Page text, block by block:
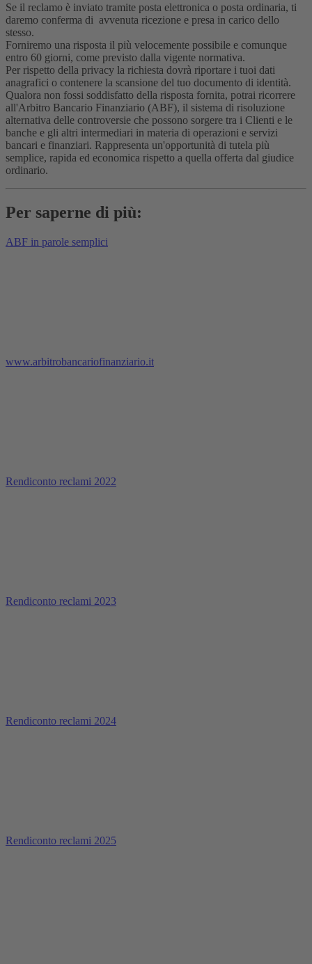
Se il reclamo è inviato tramite posta elettronica o posta ordinaria, ti
daremo conferma di avvenuta ricezione e presa in carico dello
stesso.
Forniremo una risposta il più velocemente possibile e comunque
entro 60 giorni, come previsto dalla vigente normativa.
Per rispetto della privacy la richiesta dovrà riportare i tuoi dati
anagrafici o contenere la scansione del tuo documento di identità.
Qualora non fossi soddisfatto della risposta fornita, potrai ricorrere
all'Arbitro Bancario Finanziario (ABF), il sistema di risoluzione
alternativa delle controversie che possono sorgere tra i Clienti e le
banche e gli altri intermediari in materia di operazioni e servizi
bancari e finanziari. Rappresenta un'opportunità di tutela più
semplice, rapida ed economica rispetto a quella offerta dal giudice
ordinario.
Per saperne di più:
ABF in parole semplici
www.arbitrobancariofinanziario.it
Rendiconto reclami 2022
Rendiconto reclami 2023
Rendiconto reclami 2024
Rendiconto reclami 2025